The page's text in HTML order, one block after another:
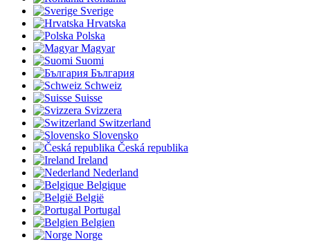
Sverige
Hrvatska
Polska
Magyar
Suomi
България
Schweiz
Suisse
Svizzera
Switzerland
Slovensko
Česká republika
Ireland
Nederland
Belgique
België
Portugal
Belgien
Norge